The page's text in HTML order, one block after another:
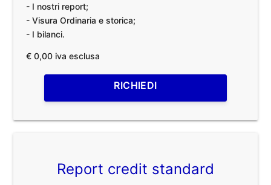
- I nostri report;
- Visura Ordinaria e storica;
- I bilanci.
€ 0,00 iva esclusa
RICHIEDI
Report credit standard